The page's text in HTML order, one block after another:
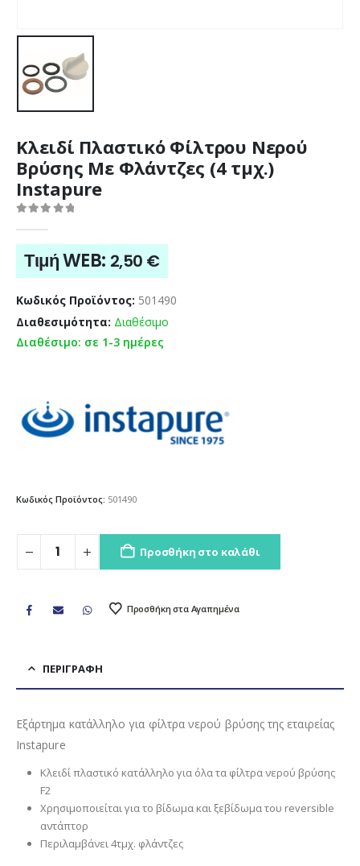
Κλειδί Πλαστικό Φίλτρου Νερού
Βρύσης Με Φλάντζες (4 τμχ.)
Instapure
Τιμή WEB: 2,50 €
Κωδικός Προϊόντος: 501490
Διαθεσιμότητα: Διαθέσιμο
Διαθέσιμο: σε 1-3 ημέρες
Κωδικός Προϊόντος: 501490
Προσθήκη στο καλάθι
Προσθήκη στα Αγαπημένα
ΠΕΡΙΓΡΑΦΉ
Εξάρτημα κατάλληλο για φίλτρα νερού βρύσης της εταιρείας
Instapure
Κλειδί πλαστικό κατάλληλο για όλα τα φίλτρα νερού βρύσης
F2
Χρησιμοποιείται για το βίδωμα και ξεβίδωμα του reversible
αντάπτορ
Περιλαμβάνει 4τμχ. φλάντζες